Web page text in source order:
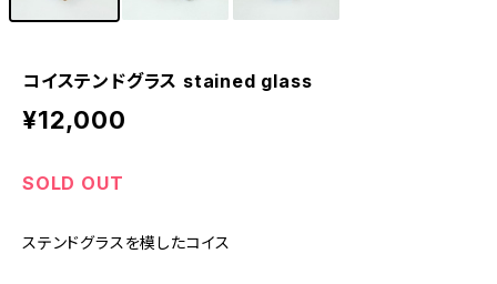
コイステンドグラス stained glass
¥12,000
SOLD OUT
ステンドグラスを模したコイス